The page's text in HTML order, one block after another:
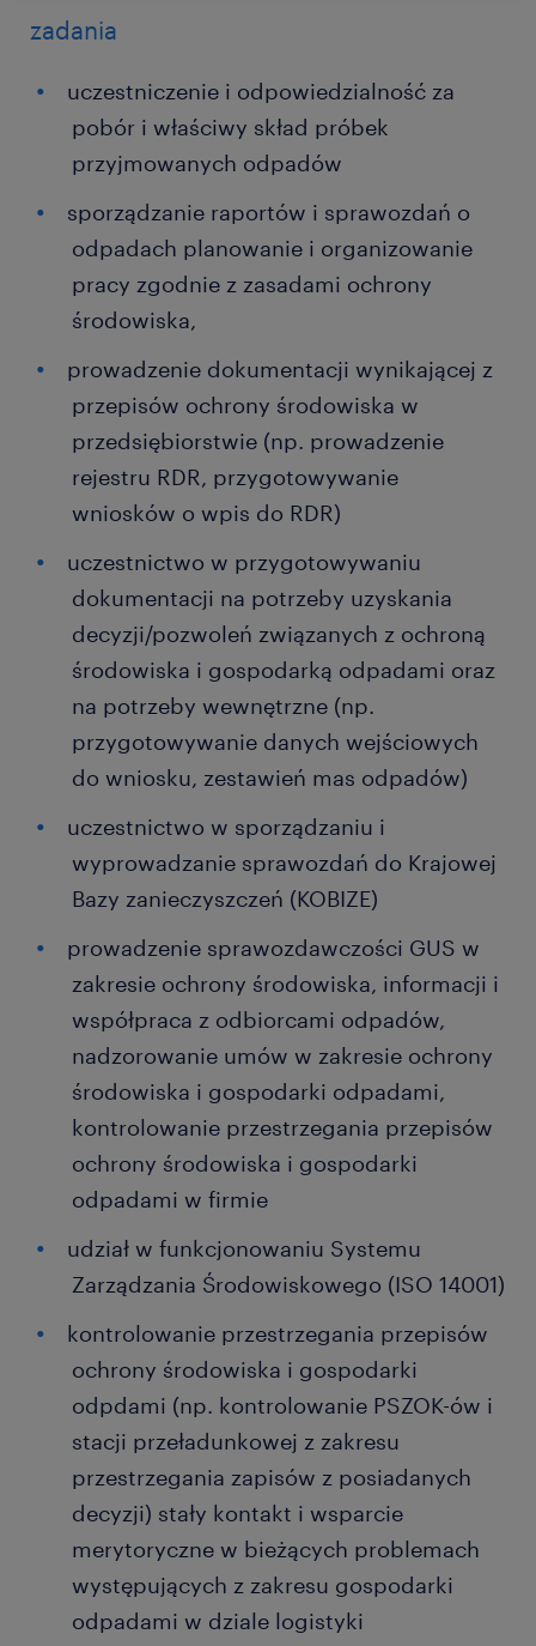
zadania
uczestniczenie i odpowiedzialność za
pobór i właściwy skład próbek
przyjmowanych odpadów
sporządzanie raportów i sprawozdań o
odpadach planowanie i organizowanie
pracy zgodnie z zasadami ochrony
środowiska,
prowadzenie dokumentacji wynikającej z
przepisów ochrony środowiska w
przedsiębiorstwie (np. prowadzenie
rejestru RDR, przygotowywanie
wniosków o wpis do RDR)
uczestnictwo w przygotowywaniu
dokumentacji na potrzeby uzyskania
decyzji/pozwoleń związanych z ochroną
środowiska i gospodarką odpadami oraz
na potrzeby wewnętrzne (np.
przygotowywanie danych wejściowych
do wniosku, zestawień mas odpadów)
uczestnictwo w sporządzaniu i
wyprowadzanie sprawozdań do Krajowej
Bazy zanieczyszczeń (KOBIZE)
prowadzenie sprawozdawczości GUS w
zakresie ochrony środowiska, informacji i
współpraca z odbiorcami odpadów,
nadzorowanie umów w zakresie ochrony
środowiska i gospodarki odpadami,
kontrolowanie przestrzegania przepisów
ochrony środowiska i gospodarki
odpadami w firmie
udział w funkcjonowaniu Systemu
Zarządzania Środowiskowego (ISO 14001)
kontrolowanie przestrzegania przepisów
ochrony środowiska i gospodarki
odpdami (np. kontrolowanie PSZOK-ów i
stacji przeładunkowej z zakresu
przestrzegania zapisów z posiadanych
decyzji) stały kontakt i wsparcie
merytoryczne w bieżących problemach
występujących z zakresu gospodarki
odpadami w dziale logistyki